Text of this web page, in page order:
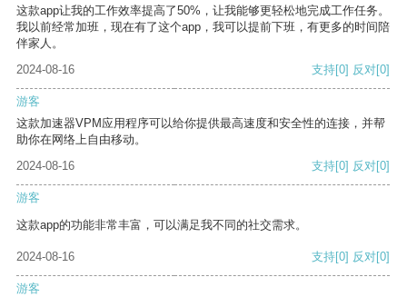
这款app让我的工作效率提高了50%，让我能够更轻松地完成工作任务。
我以前经常加班，现在有了这个app，我可以提前下班，有更多的时间陪
伴家人。
2024-08-16
支持[0] 反对[0]
游客
这款加速器VPM应用程序可以给你提供最高速度和安全性的连接，并帮
助你在网络上自由移动。
2024-08-16
支持[0] 反对[0]
游客
这款app的功能非常丰富，可以满足我不同的社交需求。
2024-08-16 支持[0] 反对[0]
游客